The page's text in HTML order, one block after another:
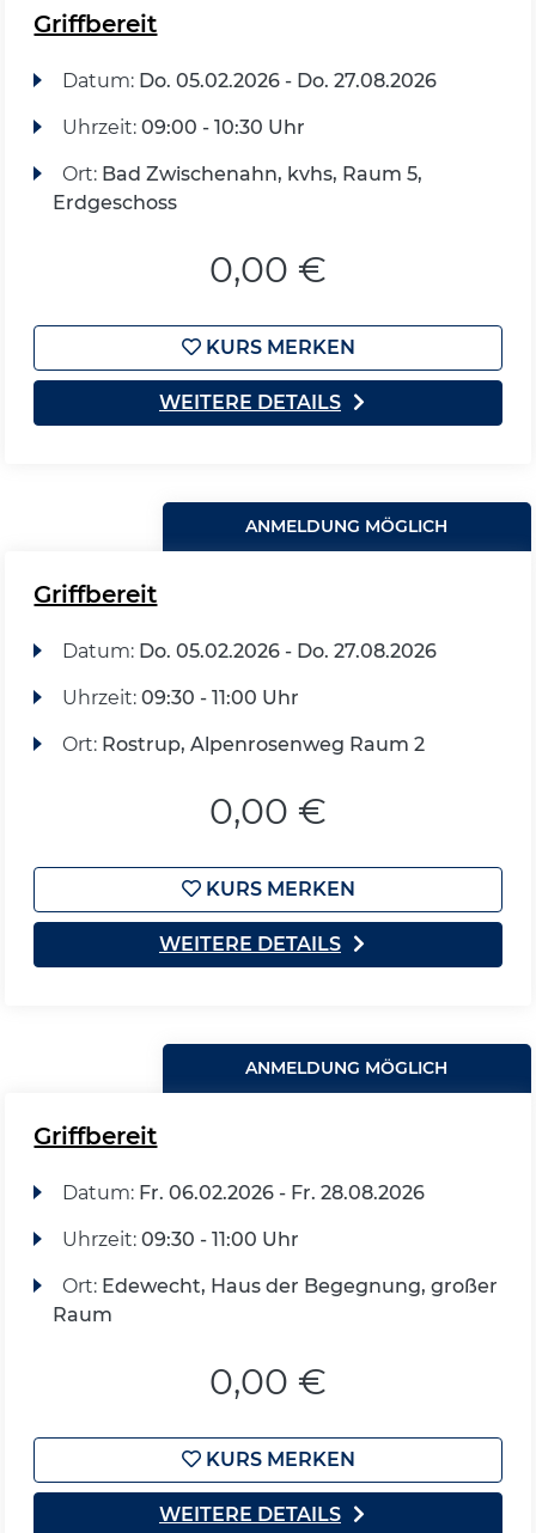
Griffbereit
Datum: Do. 05.02.2026 - Do. 27.08.2026
Uhrzeit: 09:00 - 10:30 Uhr
Ort: Bad Zwischenahn, kvhs, Raum 5,
Erdgeschoss
0,00 €
KURS MERKEN
WEITERE DETAILS
ANMELDUNG MÖGLICH
Griffbereit
Datum: Do. 05.02.2026 - Do. 27.08.2026
Uhrzeit: 09:30 - 11:00 Uhr
Ort: Rostrup, Alpenrosenweg Raum 2
0,00 €
KURS MERKEN
WEITERE DETAILS
ANMELDUNG MÖGLICH
Griffbereit
Datum: Fr. 06.02.2026 - Fr. 28.08.2026
Uhrzeit: 09:30 - 11:00 Uhr
Ort: Edewecht, Haus der Begegnung, großer
Raum
0,00 €
KURS MERKEN
WEITERE DETAILS